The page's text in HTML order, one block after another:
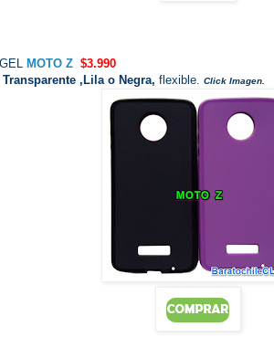
GEL MOTO Z $3.990
Transparente ,Lila o Negra, flexible. Click Imagen.